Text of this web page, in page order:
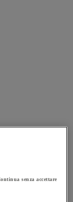
senza accettare